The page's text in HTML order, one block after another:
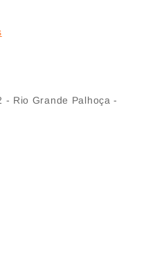
- Rio Grande Palhoça -